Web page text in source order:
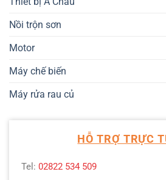
Nồi trộn sơn
Motor
Máy chế biến
Máy rửa rau củ
HỖ TRỢ TRỰC
Tel: 02822 534 509